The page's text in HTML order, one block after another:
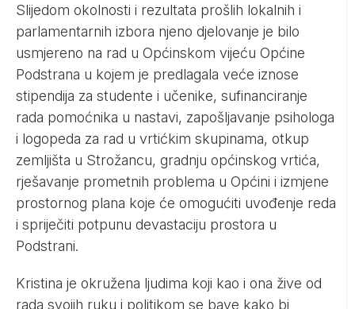
Slijedom okolnosti i rezultata prošlih lokalnih i
parlamentarnih izbora njeno djelovanje je bilo
usmjereno na rad u Općinskom vijeću Općine
Podstrana u kojem je predlagala veće iznose
stipendija za studente i učenike, sufinanciranje
rada pomoćnika u nastavi, zapošljavanje psihologa
i logopeda za rad u vrtićkim skupinama, otkup
zemljišta u Strožancu, gradnju općinskog vrtića,
rješavanje prometnih problema u Općini i izmjene
prostornog plana koje će omogućiti uvođenje reda
i spriječiti potpunu devastaciju prostora u
Podstrani.
Kristina je okružena ljudima koji kao i ona žive od
rada svojih ruku i politikom se bave kako bi